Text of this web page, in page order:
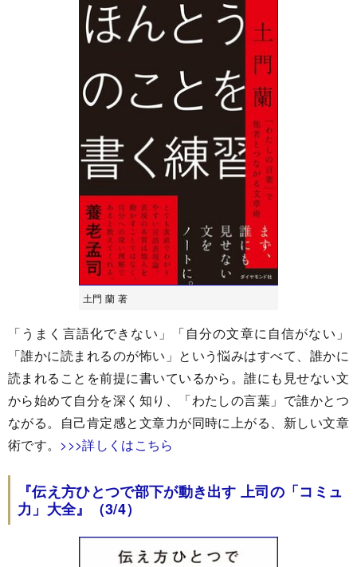
土門 蘭 著
「うまく言語化できない」「自分の文章に自信がない」
「誰かに読まれるのが怖い」という悩みはすべて、誰かに
読まれることを前提に書いているから。誰にも見せない文
から始めて自分を深く知り、「わたしの言葉」で誰かとつ
ながる。自己肯定感と文章力が同時に上がる、新しい文章
術です。 >>>詳しくはこちら
『伝え方ひとつで部下が動き出す 上司の「コミュ
力」大全』（3/4）